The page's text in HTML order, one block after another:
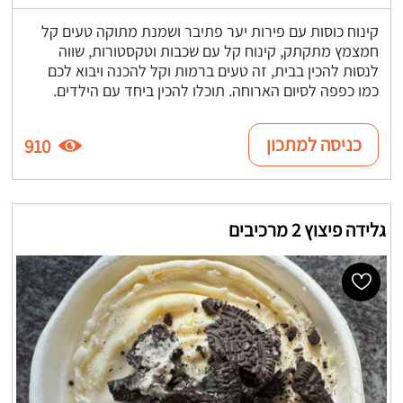
קינוח כוסות עם פירות יער פתיבר ושמנת מתוקה טעים קל
חמצמץ מתקתק, קינוח קל עם שכבות וטקסטורות, שווה
לנסות להכין בבית, זה טעים ברמות וקל להכנה ויבוא לכם
כמו כפפה לסיום הארוחה. תוכלו להכין ביחד עם הילדים.
כניסה למתכון 910
גלידה פיצוץ 2 מרכיבים